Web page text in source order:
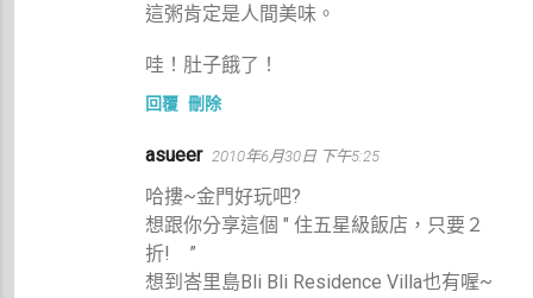
這粥肯定是人間美味。
哇！肚子餓了！
回覆 刪除
asueer 2010年6月30日 下午5:25
哈摟~金門好玩吧?
想跟你分享這個 " 住五星級飯店，只要２
折! ”
想到峇里島Bli Bli Residence Villa也有喔~